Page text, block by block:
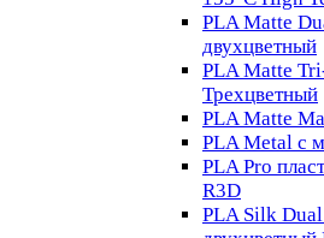
PLA Matte
двухцветный
PLA Matte
Трехцветный
PLA Matte
PLA Metal с
PLA Pro
R3D
PLA Silk